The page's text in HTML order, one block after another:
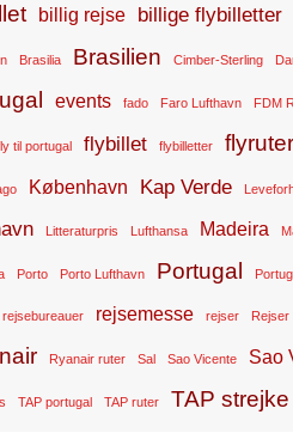
billig rejse billige flybilletter
Brasilia Brasilien Cimber-Sterling
events fado Faro Lufthavn FDM
til portugal flybillet flybilletter flyruter
København Kap Verde
Litteraturpris Lufthansa Madeira
Porto Porto Lufthavn Portugal
rejsebureauer rejsemesse rejser Rejser
Ryanair ruter Sal Sao Vicente Sao
TAP portugal TAP ruter TAP strejke